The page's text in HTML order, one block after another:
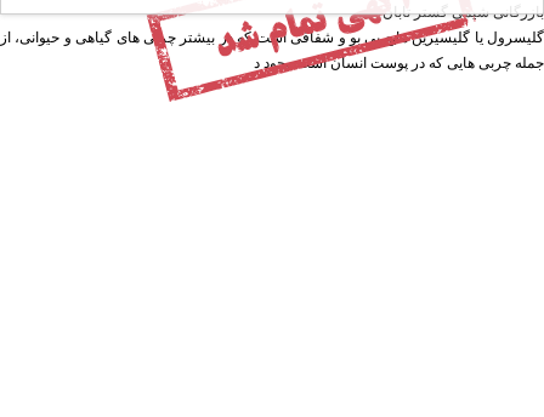
بازرگانی شیمی گستر تابان
گلیسرول یا گلیسیرین مایع بی بو و شفافی است که در بیشتر چربی های گیاهی و حیوانی، از
جمله چربی هایی که در پوست انسان است وجود د